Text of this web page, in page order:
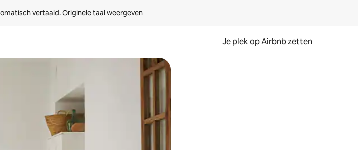
vertaald. Originele taal weergeven
Je plek op Airbnb zetten